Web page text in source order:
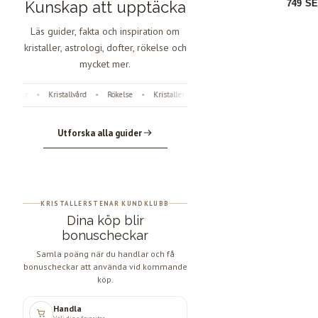
Kunskap att upptäcka
Läs guider, fakta och inspiration om
kristaller, astrologi, dofter, rökelse och
mycket mer.
Kristallvård • Rökelse • Kristaller •
Utforska alla guider
KRISTALLERSTENAR KUNDKLUBB
Dina köp blir
bonuscheckar
Samla poäng när du handlar och få
bonuscheckar att använda vid kommande
köp.
Handla
179 SEK